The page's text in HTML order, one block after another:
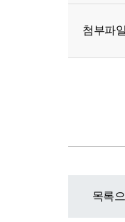
첨부파일
목록